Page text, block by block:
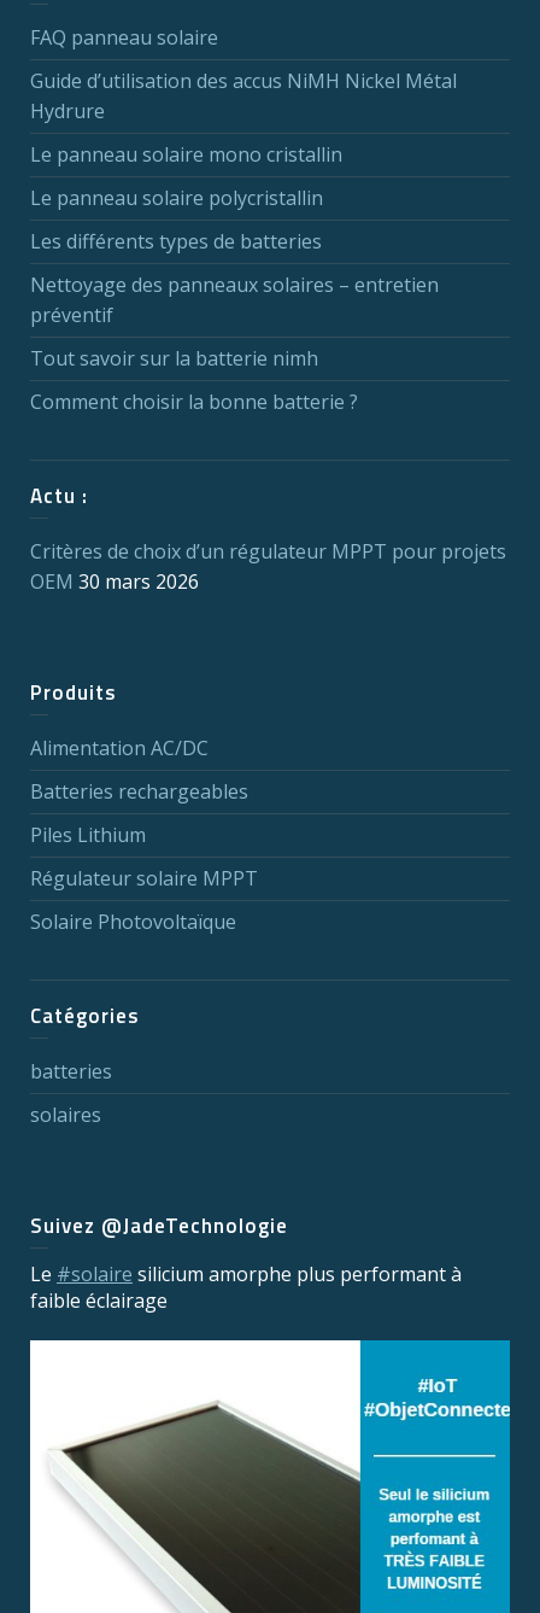
FAQ panneau solaire
Guide d’utilisation des accus NiMH Nickel Métal
Hydrure
Le panneau solaire mono cristallin
Le panneau solaire polycristallin
Les différents types de batteries
Nettoyage des panneaux solaires – entretien
préventif
Tout savoir sur la batterie nimh
Comment choisir la bonne batterie ?
Actu :
Critères de choix d’un régulateur MPPT pour projets
OEM 30 mars 2026
Produits
Alimentation AC/DC
Batteries rechargeables
Piles Lithium
Régulateur solaire MPPT
Solaire Photovoltaïque
Catégories
batteries
solaires
Suivez @JadeTechnologie
Le #solaire silicium amorphe plus performant à
faible éclairage